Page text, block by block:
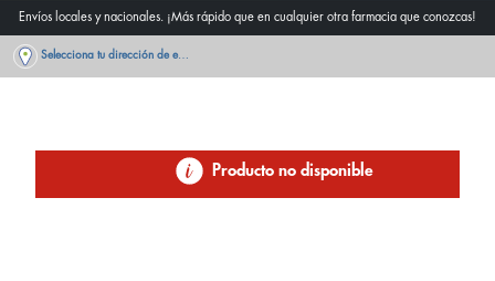
Envíos locales y nacionales. ¡Más rápido que en cualquier otra farmacia que conozcas!
Selecciona tu dirección de entrega
Producto no disponible